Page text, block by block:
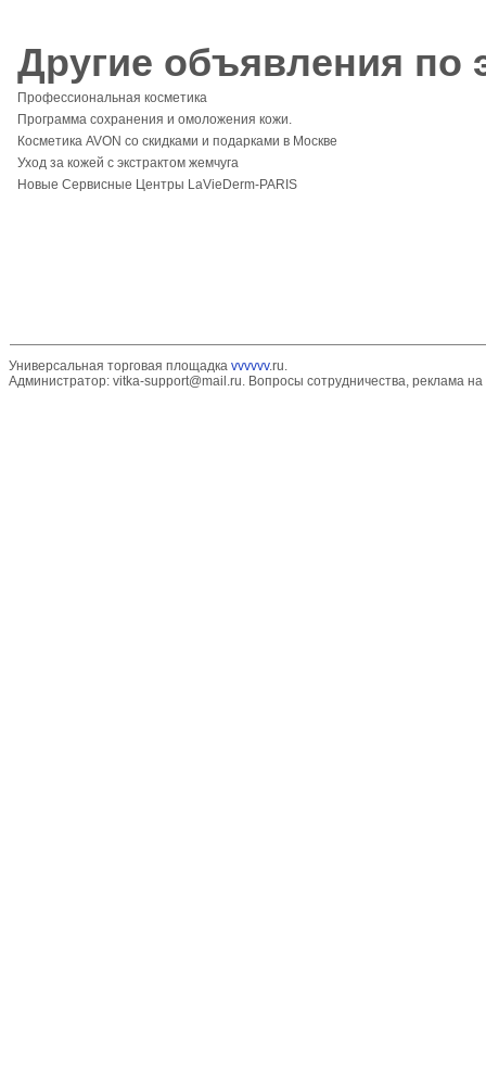
Другие объявления по
Профессиональная косметика
Программа сохранения и омоложения кожи.
Косметика AVON со скидками и подарками в Москве
Уход за кожей с экстрактом жемчуга
Новые Сервисные Центры LaVieDerm-PARIS
Универсальная торговая площадка vvvvvv.ru.
Администратор: vitka-support@mail.ru. Вопросы сотрудничества, реклама